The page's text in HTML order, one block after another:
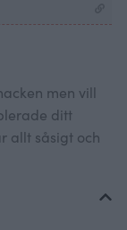
men vill
ditt
allt såsigt och